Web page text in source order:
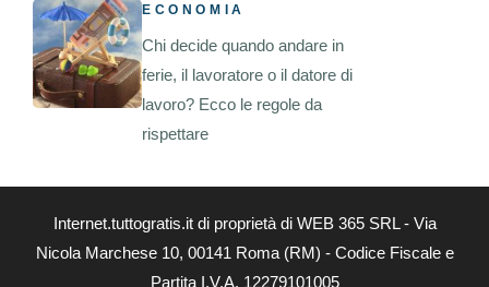
ECONOMIA
Chi decide quando andare in
ferie, il lavoratore o il datore di
lavoro? Ecco le regole da
rispettare
Internet.tuttogratis.it di proprietà di WEB 365 SRL - Via
Nicola Marchese 10, 00141 Roma (RM) - Codice Fiscale e
Partita I.V.A. 12279101005